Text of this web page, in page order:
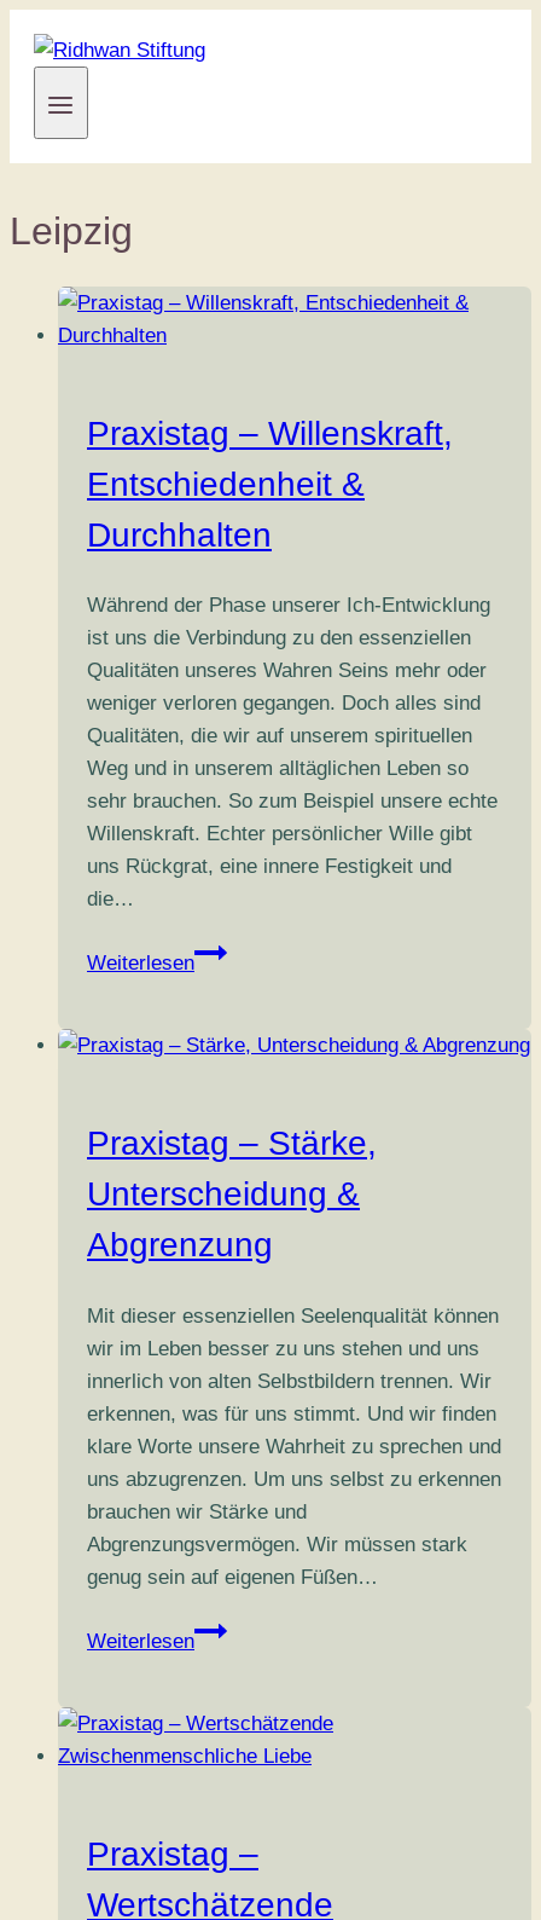
Inhalt
Leipzig
Praxistag – Willenskraft,
Entschiedenheit &
Durchhalten
Während der Phase unserer Ich-Entwicklung
ist uns die Verbindung zu den essenziellen
Qualitäten unseres Wahren Seins mehr oder
weniger verloren gegangen. Doch alles sind
Qualitäten, die wir auf unserem spirituellen
Weg und in unserem alltäglichen Leben so
sehr brauchen. So zum Beispiel unsere echte
Willenskraft. Echter persönlicher Wille gibt
uns Rückgrat, eine innere Festigkeit und
die…
Weiterlesen
Praxistag
Entschiedenheit
Praxistag – Stärke,
Unterscheidung &
Abgrenzung
Mit dieser essenziellen Seelenqualität können
wir im Leben besser zu uns stehen und uns
innerlich von alten Selbstbildern trennen. Wir
erkennen, was für uns stimmt. Und wir finden
klare Worte unsere Wahrheit zu sprechen und
uns abzugrenzen. Um uns selbst zu erkennen
brauchen wir Stärke und
Abgrenzungsvermögen. Wir müssen stark
genug sein auf eigenen Füßen…
Weiterlesen
Praxistag
Unterscheidung
&
Praxistag –
Wertschätzende